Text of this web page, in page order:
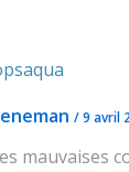
/9 avril
mauvaises